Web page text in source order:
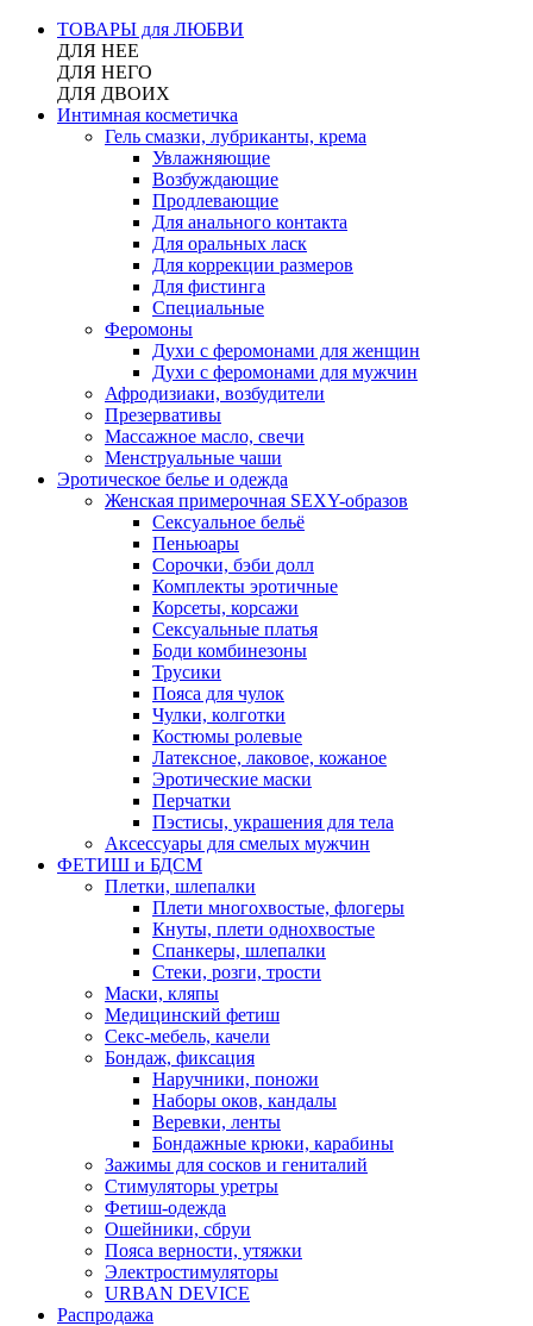
ТОВАРЫ для ЛЮБВИ
ДЛЯ НЕЕ
ДЛЯ НЕГО
ДЛЯ ДВОИХ
Интимная косметичка
Гель смазки, лубриканты, крема
Увлажняющие
Возбуждающие
Продлевающие
Для анального контакта
Для оральных ласк
Для коррекции размеров
Для фистинга
Специальные
Феромоны
Духи с феромонами для женщин
Духи с феромонами для мужчин
Афродизиаки, возбудители
Презервативы
Массажное масло, свечи
Менструальные чаши
Эротическое белье и одежда
Женская примерочная SEXY-образов
Сексуальное бельё
Пеньюары
Сорочки, бэби долл
Комплекты эротичные
Корсеты, корсажи
Сексуальные платья
Боди комбинезоны
Трусики
Пояса для чулок
Чулки, колготки
Костюмы ролевые
Латексное, лаковое, кожаное
Эротические маски
Перчатки
Пэстисы, украшения для тела
Аксессуары для смелых мужчин
ФЕТИШ и БДСМ
Плетки, шлепалки
Плети многохвостые, флогеры
Кнуты, плети однохвостые
Спанкеры, шлепалки
Стеки, розги, трости
Маски, кляпы
Медицинский фетиш
Секс-мебель, качели
Бондаж, фиксация
Наручники, поножи
Наборы оков, кандалы
Веревки, ленты
Бондажные крюки, карабины
Зажимы для сосков и гениталий
Стимуляторы уретры
Фетиш-одежда
Ошейники, сбруи
Пояса верности, утяжки
Электростимуляторы
URBAN DEVICE
Распродажа